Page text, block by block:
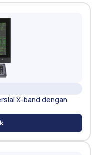
X-band dengan